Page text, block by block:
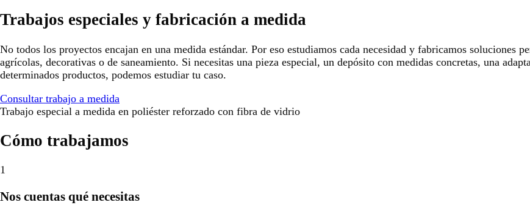
Trabajos especiales y fabricación a medida
No todos los proyectos encajan en una medida estándar. Por eso estudiamos cada necesidad y fabricamos soluciones
agrícolas, decorativas o de saneamiento. Si necesitas una pieza especial, un depósito con medidas concretas, una
determinados productos, podemos estudiar tu caso.
Consultar trabajo a medida
Trabajo especial a medida en poliéster reforzado con fibra de vidrio
Cómo trabajamos
1
Nos cuentas qué necesitas